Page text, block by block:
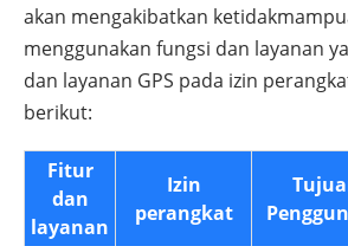
akan mengakibatkan
menggunakan fungsi dan layanan
dan layanan GPS pada izin
berikut:
Fitur
dan
layanan
Izin
perangkat